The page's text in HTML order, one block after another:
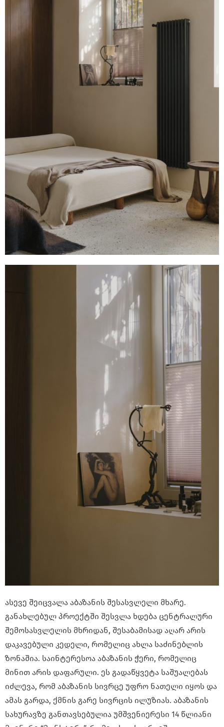
ასევე შეიცვალა აბაზანის შესასვლელი მხარე.
განახლებულ პროექტში შესვლა ხდება ცენტრალური
შემოსასვლელის მხრიდან, შესაბამისად აღარ არის
დაკავებული კედელი, რომელიც ახლა საძინებლის
ზონაშია. საინტერესოა აბაზანის ჭერი, რომელიც
მინით არის დაფარული. ეს გადაწყვეტა საშუალებას
იძლევა, რომ აბაზანის სივრცე უფრო ნათელი იყოს და
ამას გარდა, ქმნის გარე სივრცის ილუზიას. აბაზანის
სახურავზე განთავსებულია უმშვენიერესი 14 წლიანი